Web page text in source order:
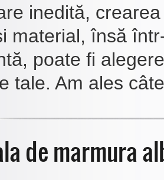
inedită,
material, însă
poate fi
tale. Am ales
de marmura